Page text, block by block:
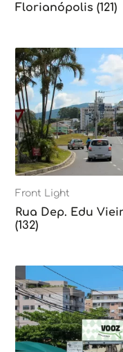
Florianópolis (121)
Front Light
Rua Dep. Edu
(132)